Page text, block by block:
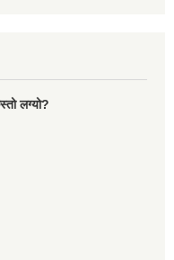
लग्यो?